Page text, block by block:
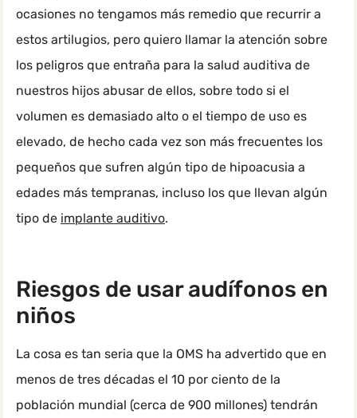
ocasiones no tengamos más remedio que recurrir a
estos artilugios, pero quiero llamar la atención sobre
los peligros que entraña para la salud auditiva de
nuestros hijos abusar de ellos, sobre todo si el
volumen es demasiado alto o el tiempo de uso es
elevado, de hecho cada vez son más frecuentes los
pequeños que sufren algún tipo de hipoacusia a
edades más tempranas, incluso los que llevan algún
tipo de implante auditivo.
Riesgos de usar audífonos en
niños
La cosa es tan seria que la OMS ha advertido que en
menos de tres décadas el 10 por ciento de la
población mundial (cerca de 900 millones) tendrán